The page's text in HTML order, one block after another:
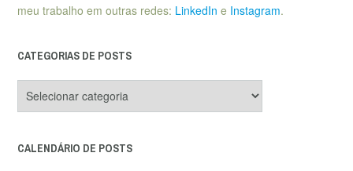
meu trabalho em outras redes: LinkedIn e Instagram.
CATEGORIAS DE POSTS
de
CALENDÁRIO DE POSTS